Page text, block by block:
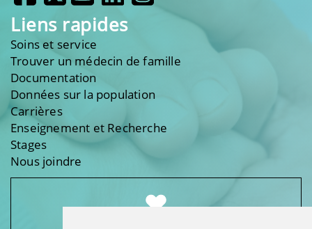
Liens rapides
Soins et service
Trouver un médecin de famille
Documentation
Données sur la population
Carrières
Enseignement et Recherche
Stages
Nous joindre